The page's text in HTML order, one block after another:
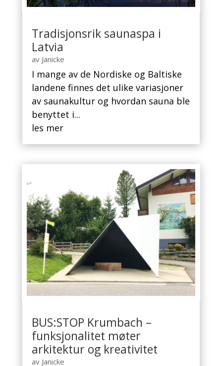
Tradisjonsrik saunaspa i
Latvia
av Janicke
I mange av de Nordiske og Baltiske
landene finnes det ulike variasjoner
av saunakultur og hvordan sauna ble
benyttet i...
les mer
BUS:STOP Krumbach –
funksjonalitet møter
arkitektur og kreativitet
av Janicke